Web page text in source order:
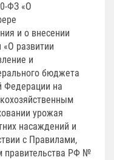
ФЗ «О
и о внесении
развитии
и
бюджета
Федерации на
урожая
насаждений и
с Правилами,
правительства РФ №